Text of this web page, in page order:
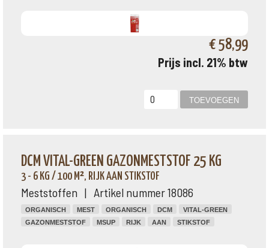
€ 58,99
Prijs incl. 21% btw
DCM VITAL-GREEN GAZONMESTSTOF 25 KG
3 - 6 KG / 100 M², RIJK AAN STIKSTOF
Meststoffen | Artikel nummer 18086
ORGANISCH MEST ORGANISCH DCM
VITAL-GREEN
GAZONMESTSTOF
MSUP RIJK AAN STIKSTOF